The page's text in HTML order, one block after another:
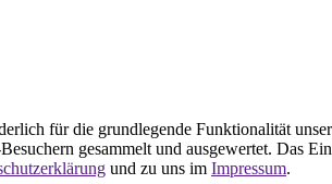
für die grundlegende Funktionalität
gesammelt und ausgewertet. Das
und zu uns im Impressum.